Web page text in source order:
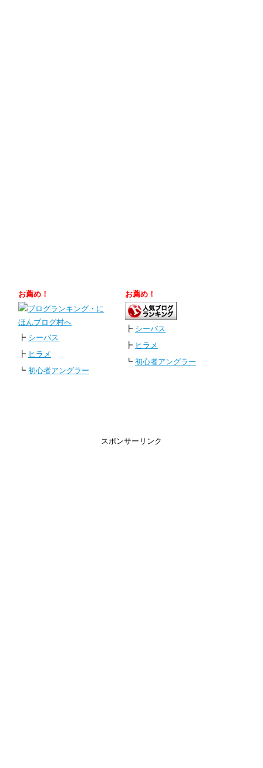
お薦め！
┣ シーバス
┣ ヒラメ
┗ 初心者アングラー
お薦め！
┣ シーバス
┣ ヒラメ
┗ 初心者アングラー
スポンサーリンク